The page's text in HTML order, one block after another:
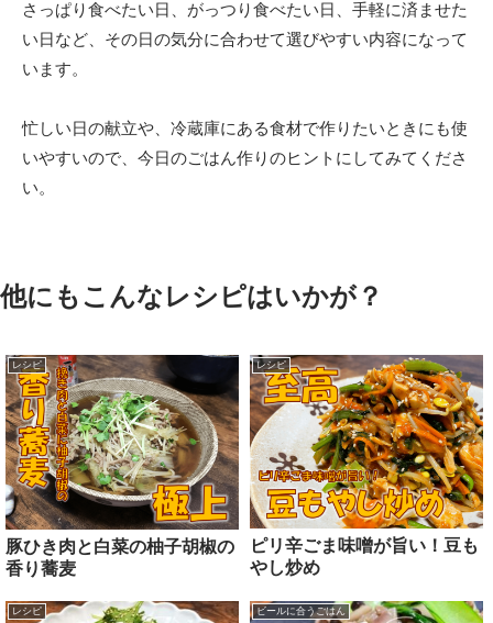
さっぱり食べたい日、がっつり食べたい日、手軽に済ませた
い日など、その日の気分に合わせて選びやすい内容になって
います。
忙しい日の献立や、冷蔵庫にある食材で作りたいときにも使
いやすいので、今日のごはん作りのヒントにしてみてくださ
い。
他にもこんなレシピはいかが？
レシピ
豚ひき肉と白菜の柚子胡椒の
香り蕎麦
レシピ
ピリ辛ごま味噌が旨い！豆も
やし炒め
レシピ ビールに合うごはん